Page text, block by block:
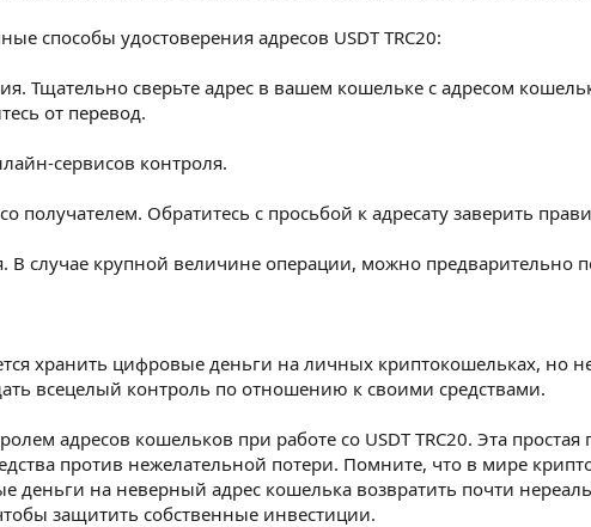
способы удостоверения адресов USDT TRC20:
Тщательно сверьте адрес в вашем кошельке с адресом
от перевод.
сервисов контроля.
получателем. Обратитесь с просьбой к адресату заверить
случае крупной величине операции, можно предварительно
хранить цифровые деньги на личных криптокошельках, но
всецелый контроль по отношению к своими средствами.
адресов кошельков при работе со USDT TRC20. Эта
против нежелательной потери. Помните, что в мире
деньги на неверный адрес кошелька возвратить почти
защитить собственные инвестиции.